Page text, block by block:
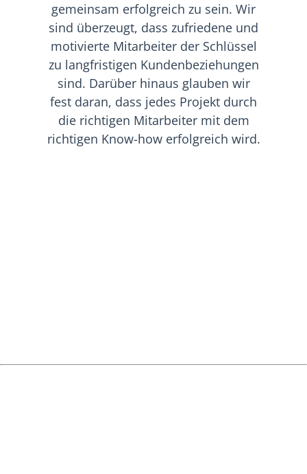
gemeinsam erfolgreich zu sein. Wir
sind überzeugt, dass zufriedene und
motivierte Mitarbeiter der Schlüssel
zu langfristigen Kundenbeziehungen
sind. Darüber hinaus glauben wir
fest daran, dass jedes Projekt durch
die richtigen Mitarbeiter mit dem
richtigen Know-how erfolgreich wird.